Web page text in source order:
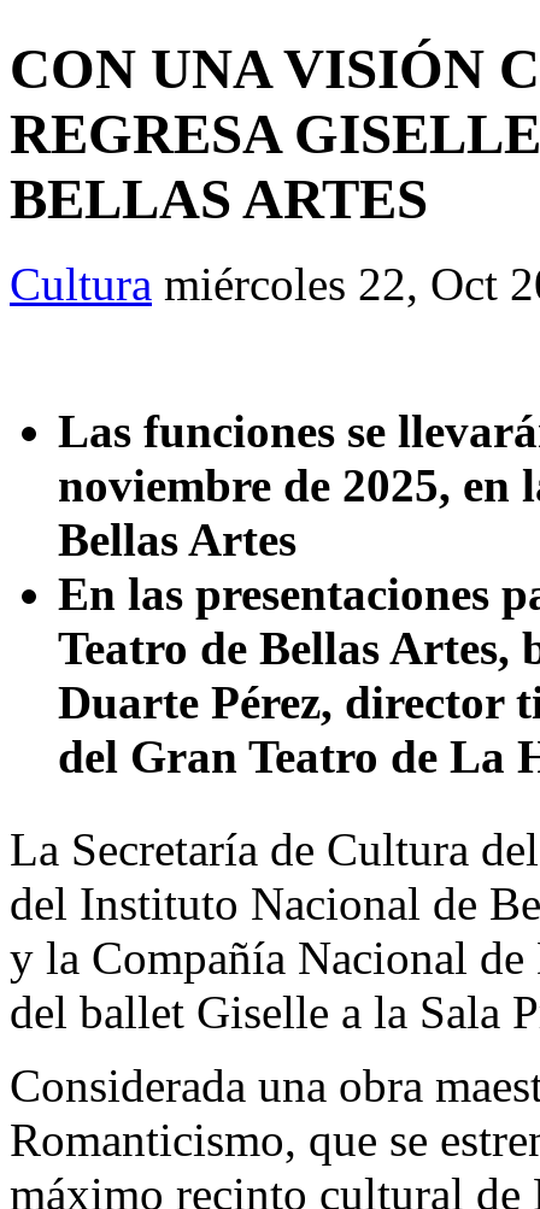
CON UNA VISIÓN
REGRESA
BELLAS ARTES
Cultura miércoles 22, Oct
Las funciones se
noviembre de 2025,
Bellas Artes
En las presentaciones
Teatro de Bellas
Duarte Pérez, director
del Gran Teatro de La
La Secretaría de Cultura
del Instituto Nacional de
y la Compañía Nacional
del ballet Giselle a la Sala
Considerada una obra
Romanticismo, que se
máximo recinto cultural de